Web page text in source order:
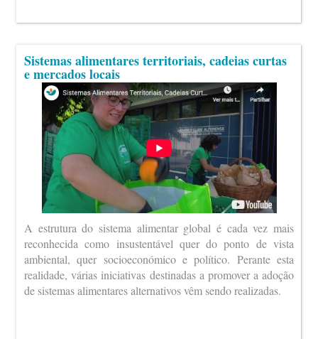
Sistemas alimentares territoriais, cadeias curtas
e mercados locais
A estrutura do sistema alimentar global é cada vez mais
reconhecida como insustentável quer do ponto de vista
ambiental, quer socioeconómico e político. Perante esta
realidade, várias iniciativas destinadas a promover a adoção
de sistemas alimentares alternativos vêm sendo realizadas.